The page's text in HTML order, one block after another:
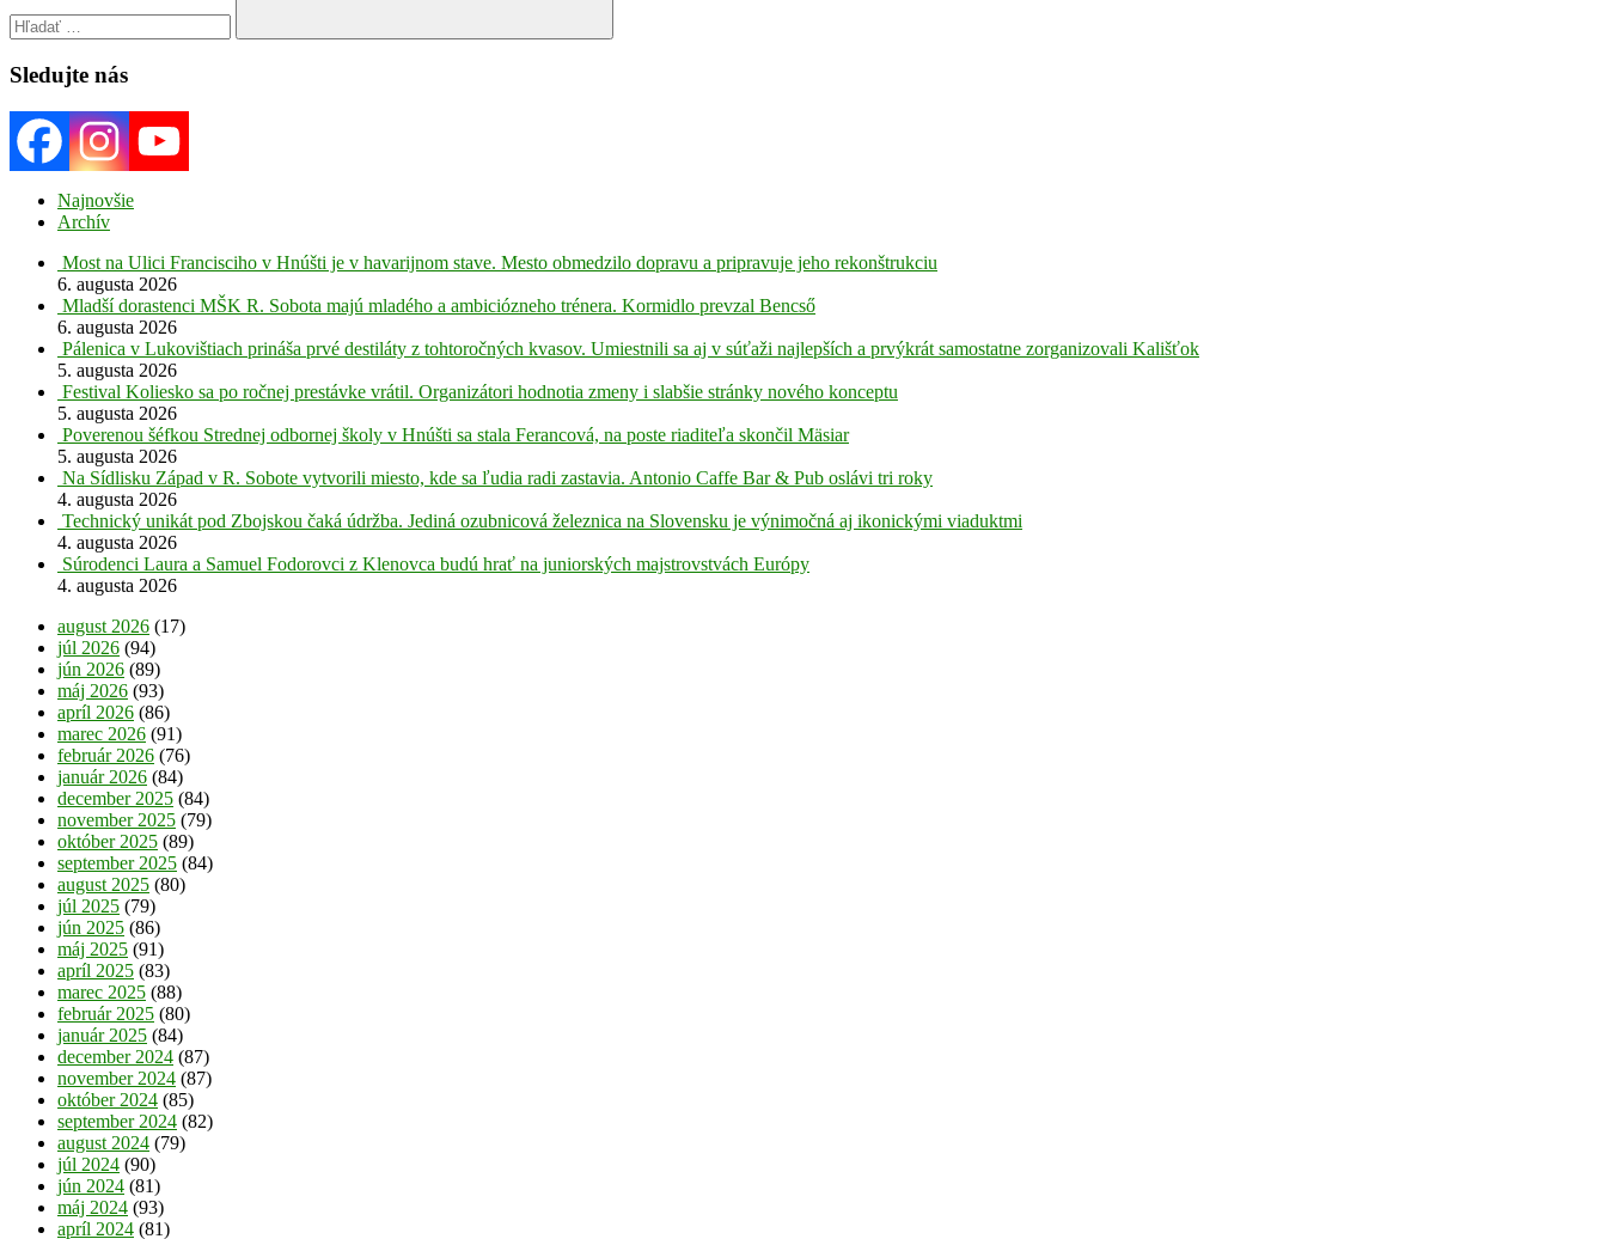
Search
Sledujte nás
Najnovšie
Archív
Most na Ulici Francisciho v Hnúšti je v havarijnom stave. Mesto obmedzilo dopravu a pripravuje jeho rekonštrukciu
6. augusta 2026
Mladší dorastenci MŠK R. Sobota majú mladého a ambiciózneho trénera. Kormidlo prevzal Bencső
6. augusta 2026
Pálenica v Lukovištiach prináša prvé destiláty z tohtoročných kvasov. Umiestnili sa aj v súťaži najlepších a prvýkrát samostatne zorganizovali Kališťok
5. augusta 2026
Festival Koliesko sa po ročnej prestávke vrátil. Organizátori hodnotia zmeny i slabšie stránky nového konceptu
5. augusta 2026
Poverenou šéfkou Strednej odbornej školy v Hnúšti sa stala Ferancová, na poste riaditeľa skončil Mäsiar
5. augusta 2026
Na Sídlisku Západ v R. Sobote vytvorili miesto, kde sa ľudia radi zastavia. Antonio Caffe Bar & Pub oslávi tri roky
4. augusta 2026
Technický unikát pod Zbojskou čaká údržba. Jediná ozubnicová železnica na Slovensku je výnimočná aj ikonickými viaduktmi
4. augusta 2026
Súrodenci Laura a Samuel Fodorovci z Klenovca budú hrať na juniorských majstrovstvách Európy
4. augusta 2026
august 2026 (17)
júl 2026 (94)
jún 2026 (89)
máj 2026 (93)
apríl 2026 (86)
marec 2026 (91)
február 2026 (76)
január 2026 (84)
december 2025 (84)
november 2025 (79)
október 2025 (89)
september 2025 (84)
august 2025 (80)
júl 2025 (79)
jún 2025 (86)
máj 2025 (91)
apríl 2025 (83)
marec 2025 (88)
február 2025 (80)
január 2025 (84)
december 2024 (87)
november 2024 (87)
október 2024 (85)
september 2024 (82)
august 2024 (79)
júl 2024 (90)
jún 2024 (81)
máj 2024 (93)
apríl 2024 (81)